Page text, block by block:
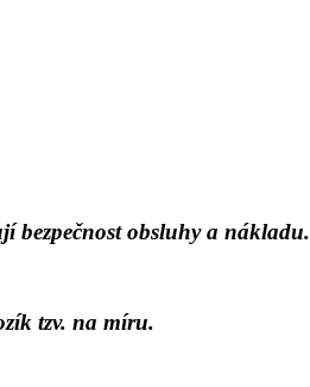
bezpečnost obsluhy a nákladu.
tzv. na míru.